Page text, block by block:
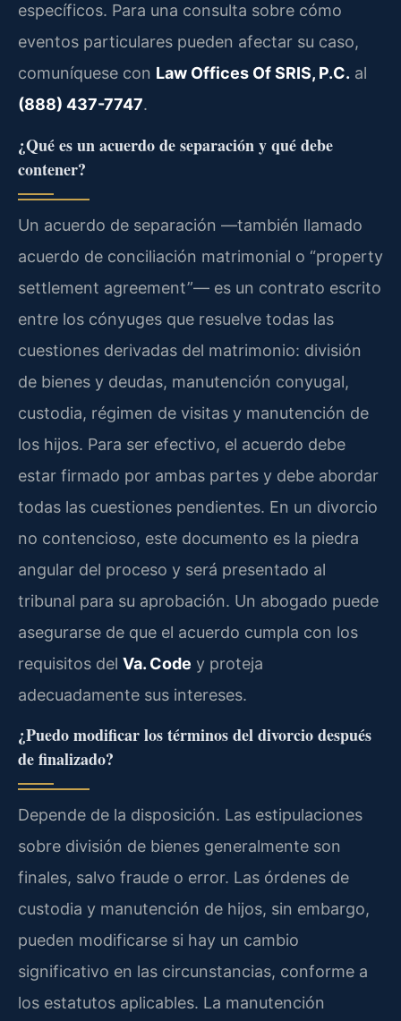
específicos. Para una consulta sobre cómo
eventos particulares pueden afectar su caso,
comuníquese con Law Offices Of SRIS, P.C. al
(888) 437-7747.
¿Qué es un acuerdo de separación y qué debe
contener?
Un acuerdo de separación —también llamado
acuerdo de conciliación matrimonial o “property
settlement agreement”— es un contrato escrito
entre los cónyuges que resuelve todas las
cuestiones derivadas del matrimonio: división
de bienes y deudas, manutención conyugal,
custodia, régimen de visitas y manutención de
los hijos. Para ser efectivo, el acuerdo debe
estar firmado por ambas partes y debe abordar
todas las cuestiones pendientes. En un divorcio
no contencioso, este documento es la piedra
angular del proceso y será presentado al
tribunal para su aprobación. Un abogado puede
asegurarse de que el acuerdo cumpla con los
requisitos del Va. Code y proteja
adecuadamente sus intereses.
¿Puedo modificar los términos del divorcio después
de finalizado?
Depende de la disposición. Las estipulaciones
sobre división de bienes generalmente son
finales, salvo fraude o error. Las órdenes de
custodia y manutención de hijos, sin embargo,
pueden modificarse si hay un cambio
significativo en las circunstancias, conforme a
los estatutos aplicables. La manutención